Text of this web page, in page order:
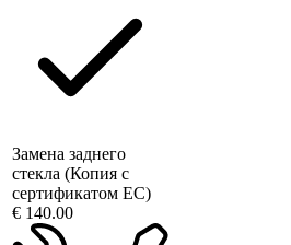
Замена заднего
стекла (Копия с
сертификатом ЕС)
€ 140.00